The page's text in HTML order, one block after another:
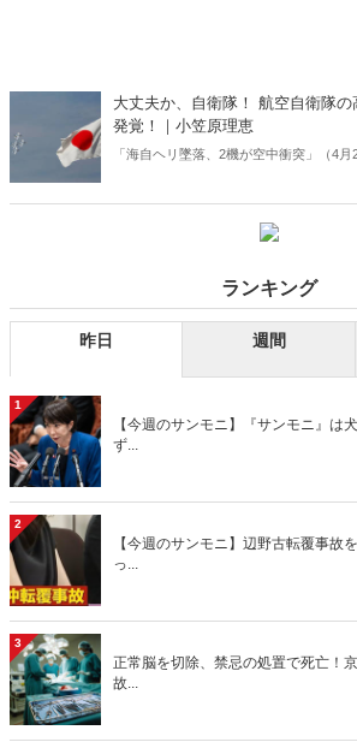
大丈夫か、自衛隊！ 航空自衛隊
発覚！｜小笠原理恵
「海自ヘリ墜落、2機が空中衝突」（4月
ランキング
昨日 週間
1
【今週のサンモニ】『サンモニ』は
ず...
2
【今週のサンモニ】辺野古転覆事故
っ...
3
正常脳を切除、禁忌の処置で死亡！
故...